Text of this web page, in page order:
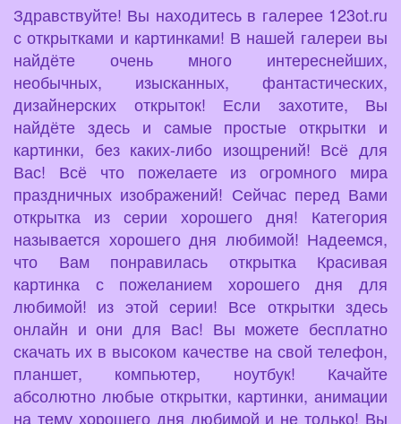
Здравствуйте! Вы находитесь в галерее 123ot.ru
с открытками и картинками! В нашей галереи вы
найдёте очень много интереснейших,
необычных, изысканных, фантастических,
дизайнерских открыток! Если захотите, Вы
найдёте здесь и самые простые открытки и
картинки, без каких-либо изощрений! Всё для
Вас! Всё что пожелаете из огромного мира
праздничных изображений! Сейчас перед Вами
открытка из серии хорошего дня! Категория
называется хорошего дня любимой! Надеемся,
что Вам понравилась открытка Красивая
картинка с пожеланием хорошего дня для
любимой! из этой серии! Все открытки здесь
онлайн и они для Вас! Вы можете бесплатно
скачать их в высоком качестве на свой телефон,
планшет, компьютер, ноутбук! Качайте
абсолютно любые открытки, картинки, анимации
на тему хорошего дня любимой и не только! Вы